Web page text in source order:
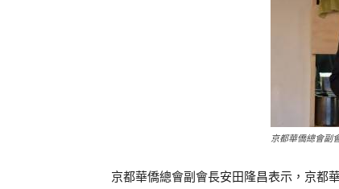
京都華僑總會副
京都華僑總會副會長安田隆昌表示，京都